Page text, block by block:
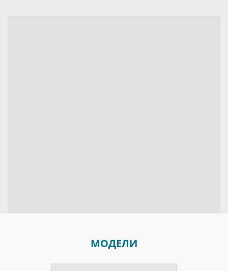
МОДЕЛИ